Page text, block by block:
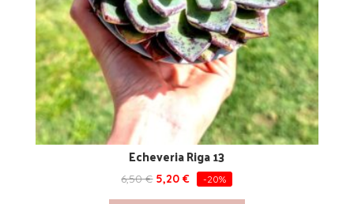
Echeveria Riga 13
6,50€ 5,20€ -20%